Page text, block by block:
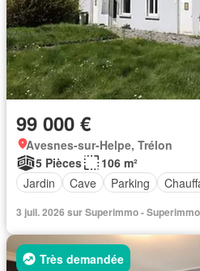
99 000 €
Avesnes-sur-Helpe, Trélon
5 Pièces
106 m²
Jardin
Cave Parking
3 juil. 2026 sur Superimmo - Superimmo
Très demandée